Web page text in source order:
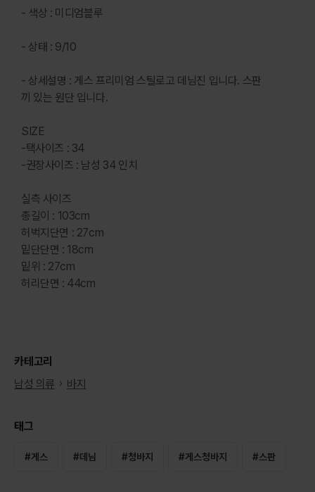
- 색상 : 미디엄블루
- 상태 : 9/10
- 상세설명 : 게스 프리미엄 스틸로고 데님진 입니다. 스판
끼 있는 원단 입니다.
SIZE
-택사이즈 : 34
-권장사이즈 : 남성 34 인치
실측 사이즈
총길이 : 103cm
허벅지단면 : 27cm
밑단단면 : 18cm
밑위 : 27cm
허리단면 : 44cm
카테고리
남성 의류
바지
태그
#게스 #데님 #청바지 #게스청바지 #스판